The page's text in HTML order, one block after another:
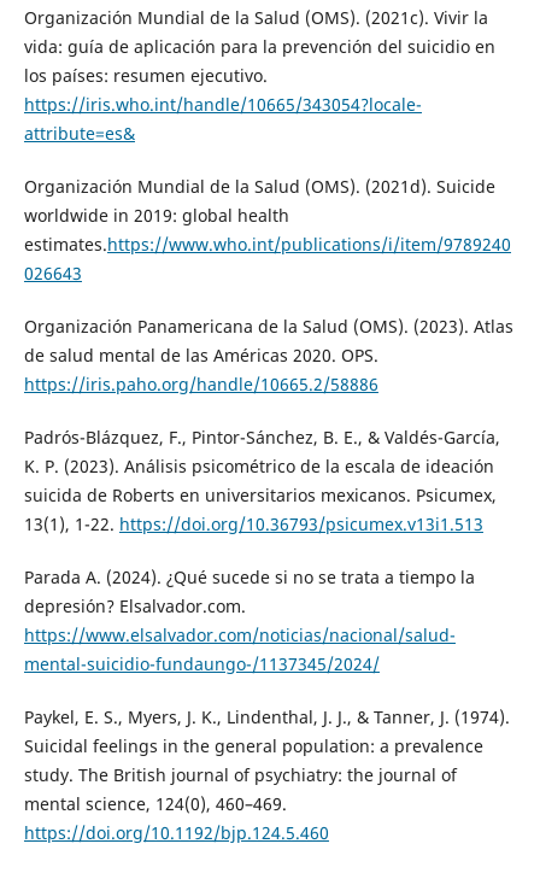
Organización Mundial de la Salud (OMS). (2021c). Vivir la
vida: guía de aplicación para la prevención del suicidio en
los países: resumen ejecutivo.
https://iris.who.int/handle/10665/343054?locale-
attribute=es&
Organización Mundial de la Salud (OMS). (2021d). Suicide
worldwide in 2019: global health
estimates.https://www.who.int/publications/i/item/9789240
026643
Organización Panamericana de la Salud (OMS). (2023). Atlas
de salud mental de las Américas 2020. OPS.
https://iris.paho.org/handle/10665.2/58886
Padrós-Blázquez, F., Pintor-Sánchez, B. E., & Valdés-García,
K. P. (2023). Análisis psicométrico de la escala de ideación
suicida de Roberts en universitarios mexicanos. Psicumex,
13(1), 1-22. https://doi.org/10.36793/psicumex.v13i1.513
Parada A. (2024). ¿Qué sucede si no se trata a tiempo la
depresión? Elsalvador.com.
https://www.elsalvador.com/noticias/nacional/salud-
mental-suicidio-fundaungo-/1137345/2024/
Paykel, E. S., Myers, J. K., Lindenthal, J. J., & Tanner, J. (1974).
Suicidal feelings in the general population: a prevalence
study. The British journal of psychiatry: the journal of
mental science, 124(0), 460–469.
https://doi.org/10.1192/bjp.124.5.460